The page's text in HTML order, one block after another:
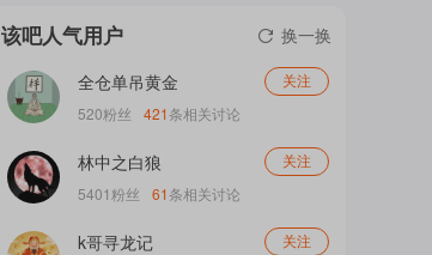
点吧！上午卧龙低吸高跑，抢碗鸡腿回家
了，目前依然是八成仓位，持股待涨！ 上
证指数目前站上了三线，短线看多做多不动
摇了。三线上方，持股待涨，知行合一。做
为散户，就是要执行计划就好了吧！ 还是
简单总结一下...
该吧人气用户 换一换
全仓单吊黄金 关注
520粉丝 421条相关讨论
林中之白狼 关注
5401 粉丝 61条相关讨论
k哥寻龙记 关注